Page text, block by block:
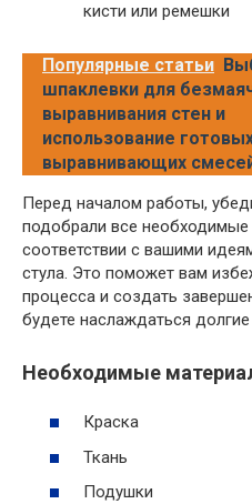
кисти или ремешки
Популярные статьи
шпаклевки для
выравнивания стен и
использование
выравнивающих
Перед началом работы,
подобрали все
соответствии с вашими
стула. Это поможет вам
процесса и создать
будете наслаждаться
Необходимые
Краска
Ткань
Подушки